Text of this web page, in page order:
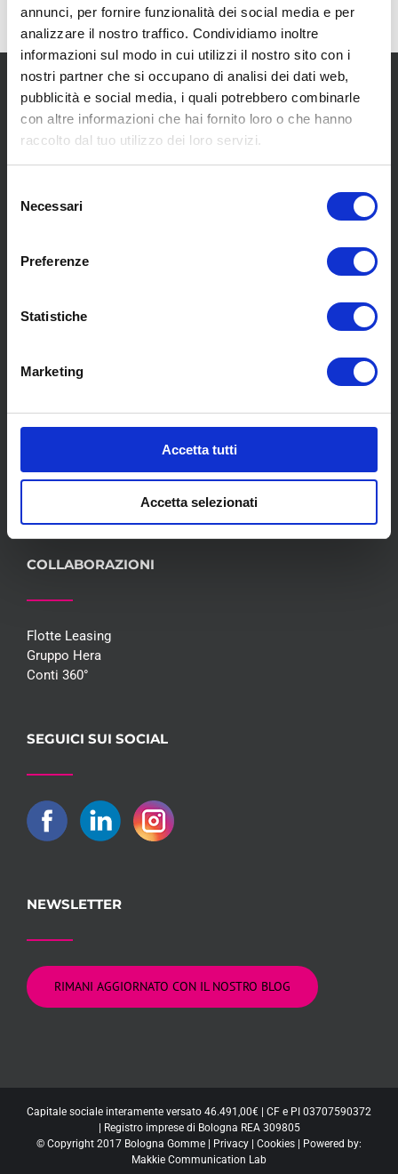
annunci, per fornire funzionalità dei social media e per
analizzare il nostro traffico. Condividiamo inoltre
informazioni sul modo in cui utilizzi il nostro sito con i
nostri partner che si occupano di analisi dei dati web,
pubblicità e social media, i quali potrebbero combinarle
con altre informazioni che hai fornito loro o che hanno
raccolto dal tuo utilizzo dei loro servizi.
delNecessari
Preferenze
Statistiche
Marketing
Accetta tutti
Accetta selezionati
Chi siamo
Meccanica
Convenzioni
Whisteblowing D.Lgs 24/2023
Promozioni
COLLABORAZIONI
Flotte Leasing
Gruppo Hera
Conti 360°
SEGUICI SUI SOCIAL
NEWSLETTER
RIMANI AGGIORNATO CON IL NOSTRO BLOG
Capitale sociale interamente versato 46.491,00€ | CF e PI 03707590372
| Registro imprese di Bologna REA 309805
© Copyright 2017 Bologna Gomme | Privacy | Cookies | Powered by:
Makkie Communication Lab